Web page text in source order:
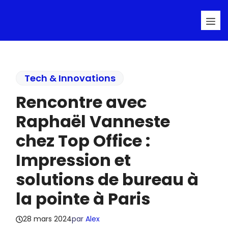
Tech & Innovations
Rencontre avec
Raphaël Vanneste
chez Top Office :
Impression et
solutions de bureau à
la pointe à Paris
28 mars 2024parAlex